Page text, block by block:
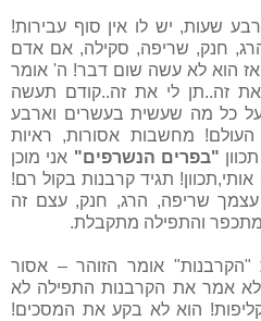
שעות, יש לו אין סוף עבירות!
חנק, שריפה, סקילה, אם אדם
הוא לא עשה שום דבר! ה' אומר
זה..תן לי את זה..קודם תעשה
כל מה שעשית בעשרים וארבע
מחשבות אסורות, ראיות
"בפרים הנשרפים" אני מוכן
תגיד קרבנות בקול רם!
שריפה, הרג, חנק, עצם זה
והתפילה מתקבלת.
אומר הזוהר – אסור
אמר את הקרבנות התפילה לא
הוא לא בקע את המסכים!